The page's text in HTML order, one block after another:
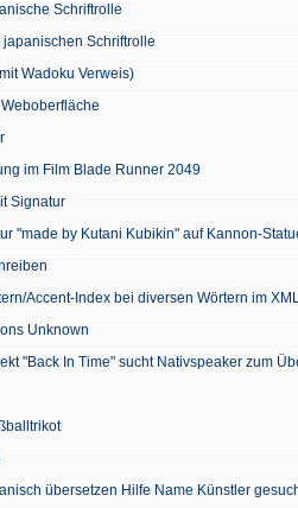
Schriftrolle
Schriftrolle
Wadoku Verweis)
im Film Blade Runner 2049
Signatur
"made by Kutani Kubikin" auf Kannon-
Accent-Index bei diversen Wörtern im
Unknown
"Back In Time" sucht Nativspeaker zum
übersetzen Hilfe Name Künstler